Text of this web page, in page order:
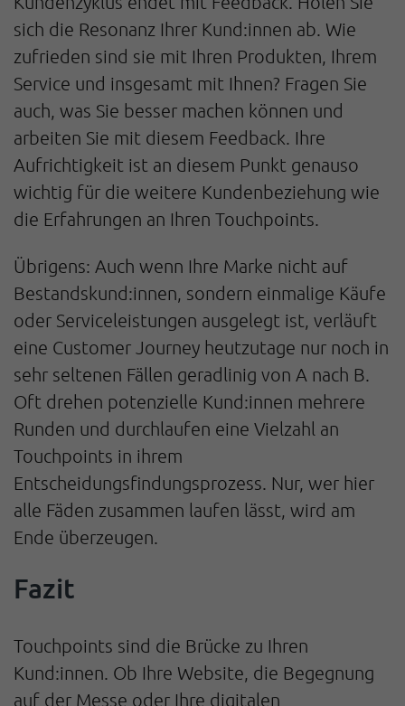
sich die Resonanz Ihrer Kund:innen ab. Wie
zufrieden sind sie mit Ihren Produkten, Ihrem
Service und insgesamt mit Ihnen? Fragen Sie
auch, was Sie besser machen können und
arbeiten Sie mit diesem Feedback. Ihre
Aufrichtigkeit ist an diesem Punkt genauso
wichtig für die weitere Kundenbeziehung wie
die Erfahrungen an Ihren Touchpoints.
Übrigens: Auch wenn Ihre Marke nicht auf
Bestandskund:innen, sondern einmalige Käufe
oder Serviceleistungen ausgelegt ist, verläuft
eine Customer Journey heutzutage nur noch in
sehr seltenen Fällen geradlinig von A nach B.
Oft drehen potenzielle Kund:innen mehrere
Runden und durchlaufen eine Vielzahl an
Touchpoints in ihrem
Entscheidungsfindungsprozess. Nur, wer hier
alle Fäden zusammen laufen lässt, wird am
Ende überzeugen.
Fazit
Touchpoints sind die Brücke zu Ihren
Kund:innen. Ob Ihre Website, die Begegnung
auf der Messe oder Ihre digitalen